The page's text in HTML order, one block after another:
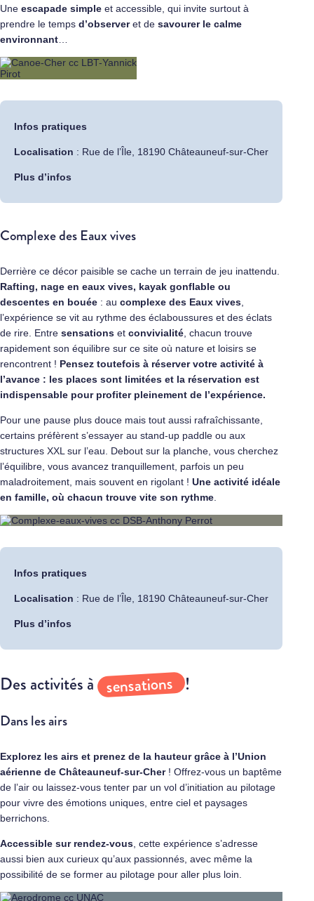
Une escapade simple et accessible, qui invite surtout à
prendre le temps d’observeret de savourer le calme
environnant…
Infos pratiques
Localisation : Rue de l’Île, 18190 Châteauneuf-sur-Cher
Plus d’infos
Complexe des Eaux vives
Derrière ce décor paisible se cache un terrain de jeu inattendu.
Rafting, nage en eaux vives, kayak gonflable ou
descentes en bouée : au complexe des Eaux vives,
l’expérience se vit au rythme des éclaboussures et des éclats
de rire. Entre sensations et convivialité, chacun trouve
rapidement son équilibre sur ce site où nature et loisirs se
rencontrent ! Pensez toutefois à réserver votre activité à
l’avance : les places sont limitées et la réservation est
indispensable pour profiter pleinement de l’expérience.
Pour une pause plus douce mais tout aussi rafraîchissante,
certains préfèrent s’essayer au stand-up paddle ou aux
structures XXL sur l’eau. Debout sur la planche, vous cherchez
l’équilibre, vous avancez tranquillement, parfois un peu
maladroitement, mais souvent en rigolant ! Une activité idéale
en famille, où chacun trouve vite son rythme.
Infos pratiques
Localisation : Rue de l’Île, 18190 Châteauneuf-sur-Cher
Plus d’infos
Des activités à sensations !
Dans les airs
Explorez les airs et prenez de la hauteur grâce à l’Union
aérienne de Châteauneuf-sur-Cher! Offrez-vous un baptême
de l’air ou laissez-vous tenter par un vol d’initiation au pilotage
pour vivre des émotions uniques, entre ciel et paysages
berrichons.
Accessible sur rendez-vous , cette expérience s’adresse
aussi bien aux curieux qu’aux passionnés, avec même la
possibilité de se former au pilotage pour aller plus loin.